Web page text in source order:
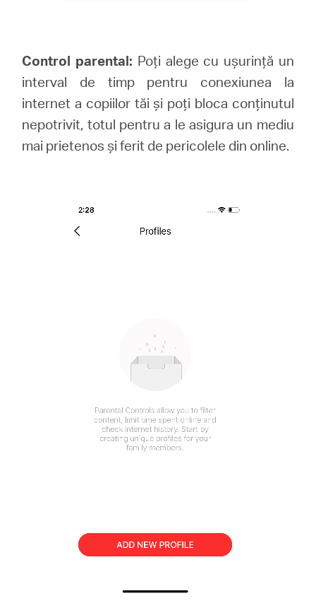
Control parental: Poți alege cu ușurință un
interval de timp pentru conexiunea la
internet a copiilor tăi și poți bloca conținutul
nepotrivit, totul pentru a le asigura un mediu
mai prietenos și ferit de pericolele din online.